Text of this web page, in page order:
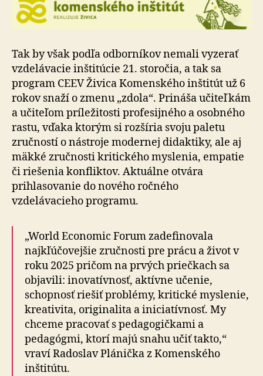
a
inovatívne
Tak by však podľa odborníkov nemali vyzerať
vzdelávacie inštitúcie 21. storočia, a tak sa
program CEEV Živica Komenského inštitút už 6
rokov snaží o zmenu „zdola“. Prináša učiteľkám
a učiteľom príležitosti profesijného a osobného
rastu, vďaka ktorým si rozšíria svoju paletu
zručností o nástroje modernej didaktiky, ale aj
mäkké zručnosti kritického myslenia, empatie
či riešenia konfliktov. Aktuálne otvára
prihlasovanie do nového ročného
vzdelávacieho programu.
„World Economic Forum zadefinovala
najkľúčovejšie zručnosti pre prácu a život v
roku 2025 pričom na prvých priečkach sa
objavili: inovatívnosť, aktívne učenie,
schopnosť riešiť problémy, kritické myslenie,
kreativita, originalita a iniciatívnosť. My
chceme pracovať s pedagogičkami a
pedagógmi, ktorí majú snahu učiť takto,“
vraví Radoslav Plánička z Komenského
inštitútu.